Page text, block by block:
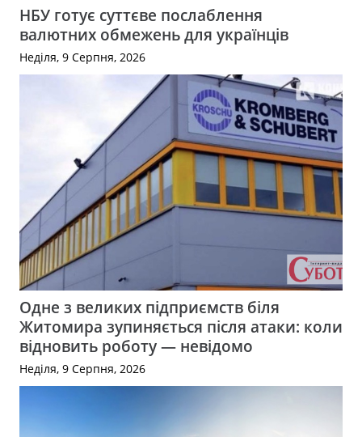
НБУ готує суттєве послаблення
валютних обмежень для українців
Неділя, 9 Серпня, 2026
Одне з великих підприємств біля
Житомира зупиняється після атаки: коли
відновить роботу — невідомо
Неділя, 9 Серпня, 2026